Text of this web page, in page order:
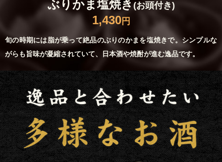
ぶりかま塩焼き(お頭付き)
1,430円
旬の時期には脂が乗って絶品のぶりのかまを塩焼きで。シンプルな
がらも旨味が凝縮されていて、日本酒や焼酎が進む逸品です。